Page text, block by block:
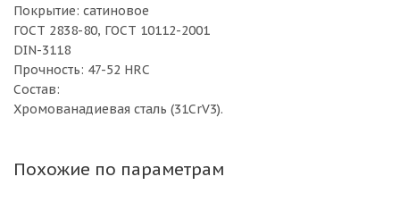
Покрытие: сатиновое
ГОСТ 2838-80, ГОСТ 10112-2001
DIN-3118
Прочность: 47-52 HRC
Состав:
Хромованадиевая сталь (31CrV3).
Похожие по параметрам